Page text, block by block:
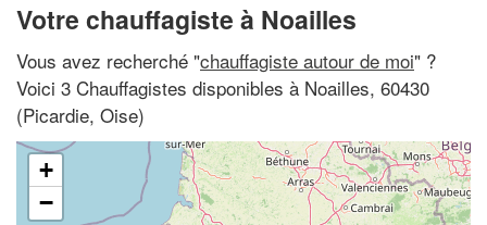
Votre chauffagiste à Noailles
Vous avez recherché "chauffagiste autour de moi" ?
Voici 3 Chauffagistes disponibles à Noailles, 60430
(Picardie, Oise)
+
−